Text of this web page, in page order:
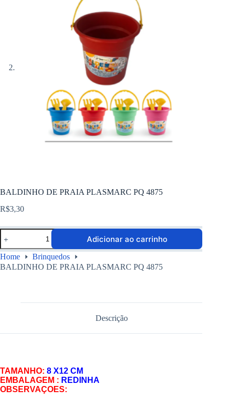
BALDINHO DE PRAIA PLASMARC PQ 4875
R$3,30
Adicionar ao carrinho
Home
Brinquedos
BALDINHO DE PRAIA PLASMARC PQ 4875
Descrição
TAMANHO: 8 X12 CM
EMBALAGEM : REDINHA
OBSERVAÇOES: